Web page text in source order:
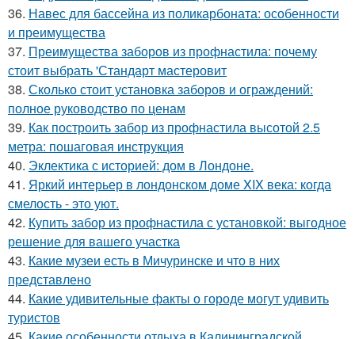
36. Навес для бассейна из поликарбоната: особенности
и преимущества
37. Преимущества заборов из профнастила: почему
стоит выбрать 'Стандарт мастеровит
38. Сколько стоит установка заборов и ограждений:
полное руководство по ценам
39. Как построить забор из профнастила высотой 2.5
метра: пошаговая инструкция
40. Эклектика с историей: дом в Лондоне.
41. Яркий интерьер в лондонском доме XIX века: когда
смелость - это уют.
42. Купить забор из профнастила с установкой: выгодное
решение для вашего участка
43. Какие музеи есть в Мичуринске и что в них
представлено
44. Какие удивительные факты о городе могут удивить
туристов